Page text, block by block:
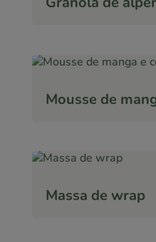
Mousse de
Massa de wrap